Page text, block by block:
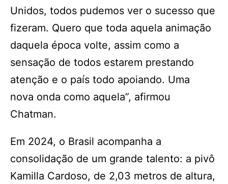
Unidos, todos pudemos ver o sucesso que
fizeram. Quero que toda aquela animação
daquela época volte, assim como a
sensação de todos estarem prestando
atenção e o país todo apoiando. Uma
nova onda como aquela”, afirmou
Chatman.
Em 2024, o Brasil acompanha a
consolidação de um grande talento: a pivô
Kamilla Cardoso, de 2,03 metros de altura,